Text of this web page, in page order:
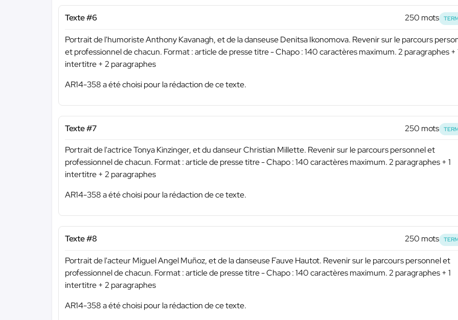
Texte #6 250 mots
Portrait de l'humoriste Anthony Kavanagh, et de la danseuse Denitsa Ikonomova. Revenir sur le parcours
et professionnel de chacun. Format : article de presse titre - Chapo : 140 caractères maximum. 2 paragraphes +
intertitre + 2 paragraphes
AR14-358 a été choisi pour la rédaction de ce texte.
Texte #7 250 mots
Portrait de l'actrice Tonya Kinzinger, et du danseur Christian Millette. Revenir sur le parcours personnel et
professionnel de chacun. Format : article de presse titre - Chapo : 140 caractères maximum. 2 paragraphes + 1
intertitre + 2 paragraphes
AR14-358 a été choisi pour la rédaction de ce texte.
Texte #8 250 mots
Portrait de l'acteur Miguel Angel Muñoz, et de la danseuse Fauve Hautot. Revenir sur le parcours personnel et
professionnel de chacun. Format : article de presse titre - Chapo : 140 caractères maximum. 2 paragraphes + 1
intertitre + 2 paragraphes
AR14-358 a été choisi pour la rédaction de ce texte.